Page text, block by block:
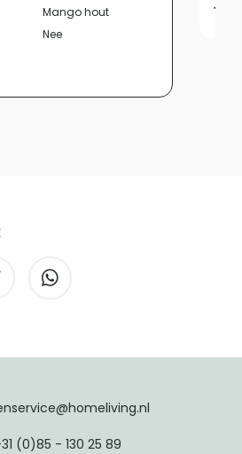
Mango hout
Nee
(0)85 - 130 25 89